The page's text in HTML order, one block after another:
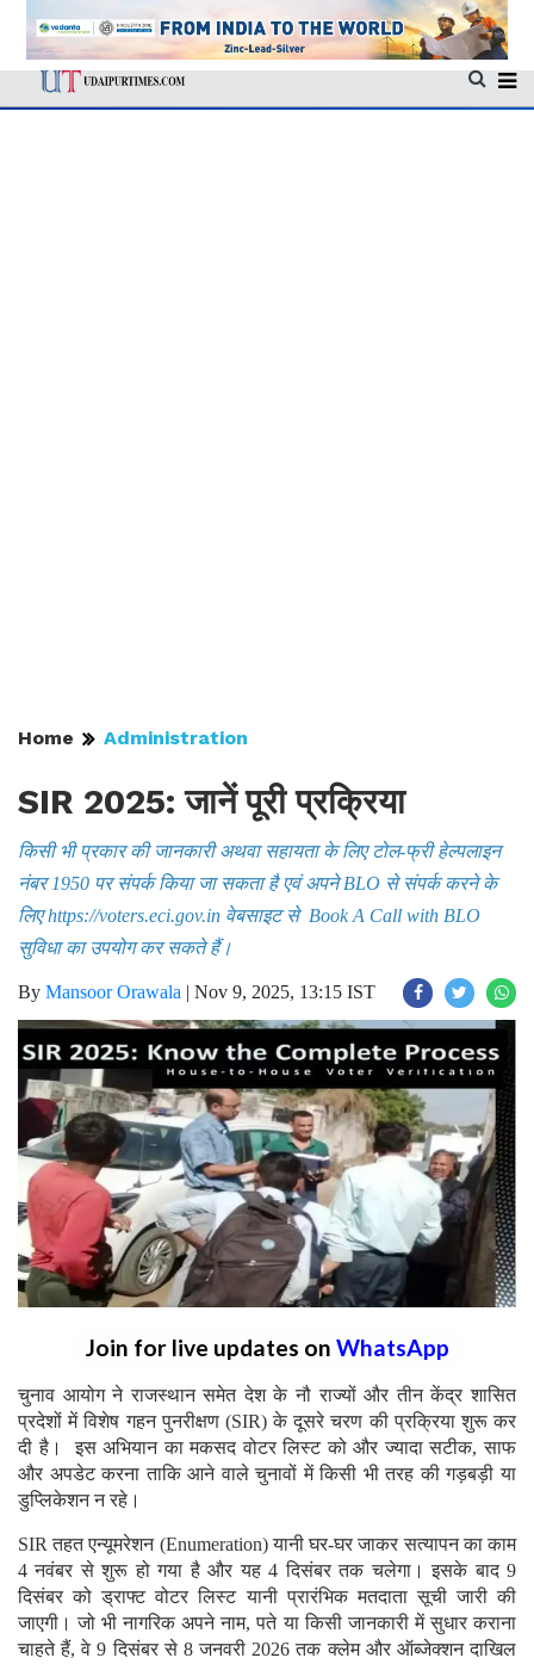
Home Administration
SIR 2025: जानें पूरी प्रक्रिया
किसी भी प्रकार की जानकारी अथवा सहायता के लिए टोल-फ्री हेल्पलाइन
नंबर 1950 पर संपर्क किया जा सकता है एवं अपने BLO से संपर्क करने के
लिए https://voters.eci.gov.in वेबसाइट से Book A Call with BLO
सुविधा का उपयोग कर सकते हैं।
By Mansoor Orawala | Nov 9, 2025, 13:15 IST
Join for live updates onWhatsApp
चुनाव आयोग ने राजस्थान समेत देश के नौ राज्यों और तीन केंद्र शासित
प्रदेशों में विशेष गहन पुनरीक्षण (SIR) के दूसरे चरण की प्रक्रिया शुरू कर
दी है। इस अभियान का मकसद वोटर लिस्ट को और ज्यादा सटीक, साफ
और अपडेट करना ताकि आने वाले चुनावों में किसी भी तरह की गड़बड़ी या
डुप्लिकेशन न रहे।
SIR तहत एन्यूमरेशन (Enumeration) यानी घर-घर जाकर सत्यापन का काम
4 नवंबर से शुरू हो गया है और यह 4 दिसंबर तक चलेगा। इसके बाद 9
दिसंबर को ड्राफ्ट वोटर लिस्ट यानी प्रारंभिक मतदाता सूची जारी की
जाएगी। जो भी नागरिक अपने नाम, पते या किसी जानकारी में सुधार कराना
चाहते हैं, वे 9 दिसंबर से 8 जनवरी 2026 तक क्लेम और ऑब्जेक्शन दाखिल